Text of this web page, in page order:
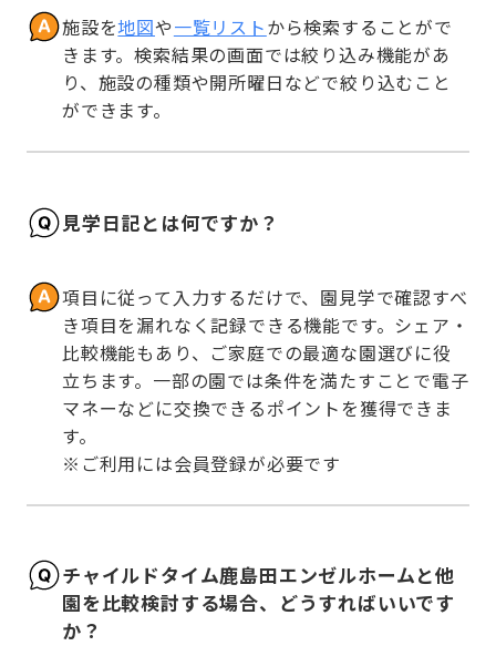
施設を地図や一覧リストから検索することがで
きます。検索結果の画面では絞り込み機能があ
り、施設の種類や開所曜日などで絞り込むこと
ができます。
見学日記とは何ですか？
項目に従って入力するだけで、園見学で確認すべ
き項目を漏れなく記録できる機能です。シェア・
比較機能もあり、ご家庭での最適な園選びに役
立ちます。一部の園では条件を満たすことで電子
マネーなどに交換できるポイントを獲得できま
す。
※ご利用には会員登録が必要です
チャイルドタイム鹿島田エンゼルホームと他
園を比較検討する場合、どうすればいいです
か？